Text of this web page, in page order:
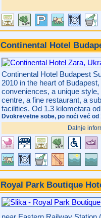
Continental Hotel
Continental Hotel Budapest
2010 in the heart of
conveniences, a unique
centre, a fine restaurant, a
facilities. Od 1.3 kilometara
Dvokrevetne sobe, po noći već od
Dalnje
Royal Park Boutique